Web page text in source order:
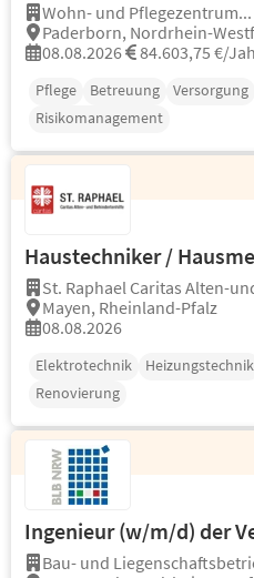
Wohn- und Pflegezentrum...
Paderborn, Nordrhein-
08.08.2026
84.603,75 €/
Pflege Betreuung Versorgung
Risikomanagement
Haustechniker /
St. Raphael Caritas Alten-
Mayen, Rheinland-Pfalz
08.08.2026
Elektrotechnik Heizungstechnik
Renovierung
Ingenieur (w/m/d) der
Bau- und